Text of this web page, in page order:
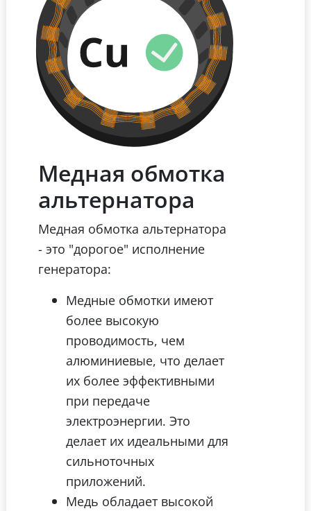
Медная обмотка
альтернатора
Медная обмотка альтернатора
- это "дорогое" исполнение
генератора:
Медные обмотки имеют
более высокую
проводимость, чем
алюминиевые, что делает
их более эффективными
при передаче
электроэнергии. Это
делает их идеальными для
сильноточных
приложений.
Медь обладает высокой